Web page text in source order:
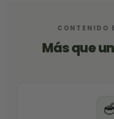
CONTENIDO
Más que